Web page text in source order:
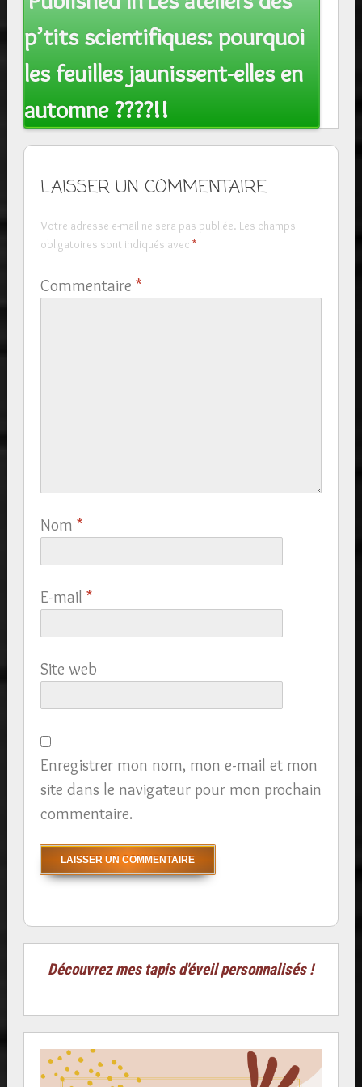
navigation
p’tits scientifiques: pourquoi
les feuilles jaunissent-elles en
automne ????!!
LAISSER UN COMMENTAIRE
Votre adresse e-mail ne sera pas publiée. Les champs
obligatoires sont indiqués avec *
Commentaire *
Nom *
E-mail *
Site web
Enregistrer mon nom, mon e-mail et mon
site dans le navigateur pour mon prochain
commentaire.
Découvrez mes tapis d'éveil personnalisés !